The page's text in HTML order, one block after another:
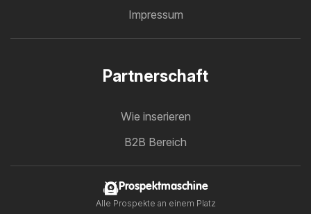
Impressum
Partnerschaft
Wie inserieren
B2B Bereich
Prospektmaschine
Alle Prospekte an einem Platz